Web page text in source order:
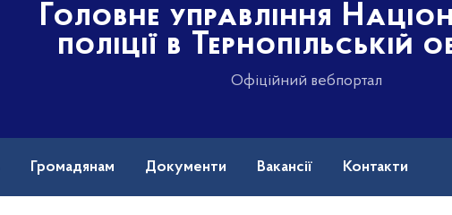
Головне управління
поліції в Тернопільській
Офіційний вебпортал
Громадянам Документи Вакансії Контакти